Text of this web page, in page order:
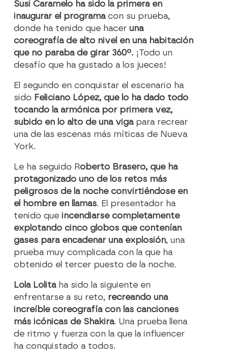
Susi Caramelo ha sido la primera en
inaugurar el programacon su prueba,
donde ha tenido que haceruna
coreografía de alto nivel en una habitación
que no paraba de girar 360º. ¡Todo un
desafío que ha gustado a los jueces!
El segundo en conquistar el escenario ha
sido Feliciano López, que lo ha dado todo
tocando la armónica por primera vez,
subido en lo alto de una viga para recrear
una de las escenas más míticas de Nueva
York.
Le ha seguido Roberto Brasero, que ha
protagonizado uno de los retos más
peligrosos de la noche convirtiéndose en
el hombre en llamas. El presentador ha
tenido que incendiarse completamente
explotandocinco globos que contenían
gases para encadenar una explosión, una
prueba muy complicada con la que ha
obtenido el tercer puesto de la noche.
Lola Lolita ha sido la siguiente en
enfrentarse a su reto, recreando una
increíble coreografía con las canciones
más icónicas de Shakira. Una prueba llena
de ritmo y fuerza con la que la influencer
ha conquistado a todos.